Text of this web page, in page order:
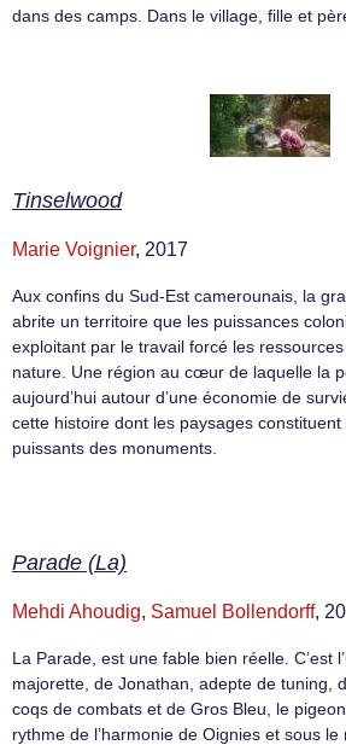
dans des camps. Dans le village, fille et
Tinselwood
Marie Voignier, 2017
Aux confins du Sud-Est camerounais, la
abrite un territoire que les puissances
exploitant par le travail forcé les
nature. Une région au cœur de laquelle la
aujourd’hui autour d’une économie de
cette histoire dont les paysages constituent
puissants des monuments.
Parade (La)
Mehdi Ahoudig, Samuel Bollendorff,
La Parade, est une fable bien réelle. C’est
majorette, de Jonathan, adepte de tuning,
coqs de combats et de Gros Bleu, le
rythme de l’harmonie de Oignies et sous